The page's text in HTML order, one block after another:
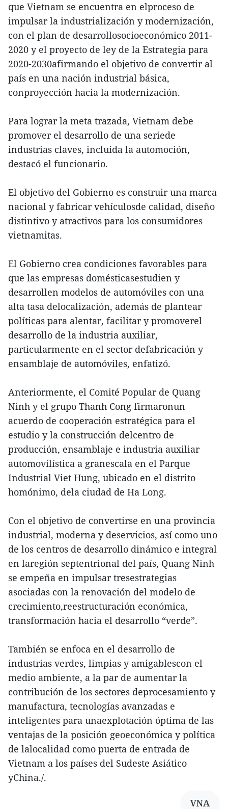
que Vietnam se encuentra en elproceso de
impulsar la industrialización y modernización,
con el plan de desarrollosocioeconómico 2011-
2020 y el proyecto de ley de la Estrategia para
2020-2030afirmando el objetivo de convertir al
país en una nación industrial básica,
conproyección hacia la modernización.
Para lograr la meta trazada, Vietnam debe
promover el desarrollo de una seriede
industrias claves, incluida la automoción,
destacó el funcionario.
El objetivo del Gobierno es construir una marca
nacional y fabricar vehículosde calidad, diseño
distintivo y atractivos para los consumidores
vietnamitas.
El Gobierno crea condiciones favorables para
que las empresas domésticasestudien y
desarrollen modelos de automóviles con una
alta tasa delocalización, además de plantear
políticas para alentar, facilitar y promoverel
desarrollo de la industria auxiliar,
particularmente en el sector defabricación y
ensamblaje de automóviles, enfatizó.
Anteriormente, el Comité Popular de Quang
Ninh y el grupo Thanh Cong firmaronun
acuerdo de cooperación estratégica para el
estudio y la construcción delcentro de
producción, ensamblaje e industria auxiliar
automovilística a granescala en el Parque
Industrial Viet Hung, ubicado en el distrito
homónimo, dela ciudad de Ha Long.
Con el objetivo de convertirse en una provincia
industrial, moderna y deservicios, así como uno
de los centros de desarrollo dinámico e integral
en laregión septentrional del país, Quang Ninh
se empeña en impulsar tresestrategias
asociadas con la renovación del modelo de
crecimiento,reestructuración económica,
transformación hacia el desarrollo “verde”.
También se enfoca en el desarrollo de
industrias verdes, limpias y amigablescon el
medio ambiente, a la par de aumentar la
contribución de los sectores deprocesamiento y
manufactura, tecnologías avanzadas e
inteligentes para unaexplotación óptima de las
ventajas de la posición geoeconómica y política
de lalocalidad como puerta de entrada de
Vietnam a los países del Sudeste Asiático
yChina./.
VNA